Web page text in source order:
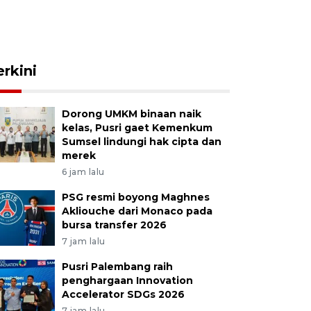
Dorong UMKM binaan naik
kelas, Pusri gaet Kemenkum
Sumsel lindungi hak cipta dan
merek
6 jam lalu
PSG resmi boyong Maghnes
Akliouche dari Monaco pada
bursa transfer 2026
7 jam lalu
Pusri Palembang raih
penghargaan Innovation
Accelerator SDGs 2026